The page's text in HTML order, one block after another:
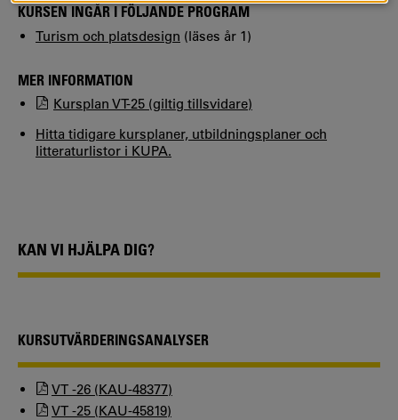
KURSEN INGÅR I FÖLJANDE PROGRAM
Turism och platsdesign (läses år 1)
MER INFORMATION
Kursplan VT-25 (giltig tillsvidare)
Hitta tidigare kursplaner, utbildningsplaner och
litteraturlistor i KUPA.
KAN VI HJÄLPA DIG?
KURSUTVÄRDERINGSANALYSER
VT -26 (KAU-48377)
VT -25 (KAU-45819)